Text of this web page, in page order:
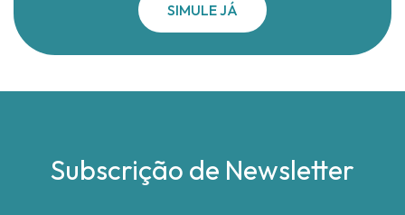
SIMULE JÁ
Subscrição de Newsletter